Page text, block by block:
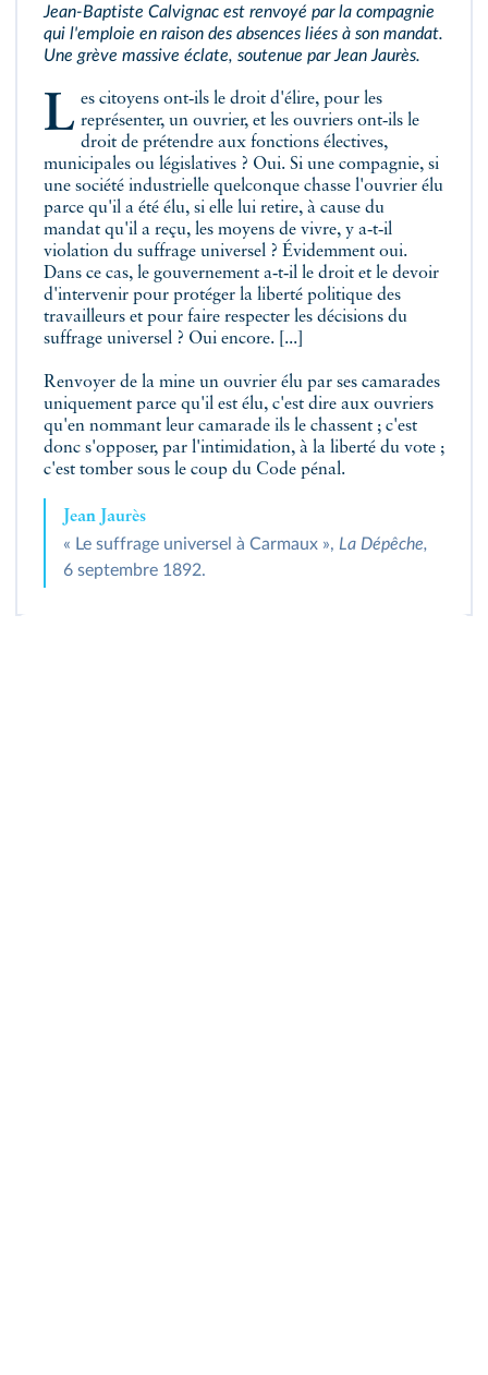
Jean‑Baptiste Calvignac est renvoyé par la compagnie
qui l'emploie en raison des absences liées à son mandat.
Une grève massive éclate, soutenue par Jean Jaurès.
Les citoyens ont‑ils le droit d'élire, pour les représenter, un ouvrier, et les ouvriers ont‑ils le
droit de prétendre aux fonctions électives,
municipales ou législatives ? Oui. Si une compagnie, si
une société industrielle quelconque chasse l'ouvrier élu
parce qu'il a été élu, si elle lui retire, à cause du
mandat qu'il a reçu, les moyens de vivre, y a‑t‑il
violation du suffrage universel ? Évidemment oui.
Dans ce cas, le gouvernement a‑t‑il le droit et le devoir
d'intervenir pour protéger la liberté politique des
travailleurs et pour faire respecter les décisions du
suffrage universel ? Oui encore. [...]
Renvoyer de la mine un ouvrier élu par ses camarades
uniquement parce qu'il est élu, c'est dire aux ouvriers
qu'en nommant leur camarade ils le chassent ; c'est
donc s'opposer, par l'intimidation, à la liberté du vote ;
c'est tomber sous le coup du Code pénal.
Jean Jaurès
« Le suffrage universel à Carmaux », La Dépêche,
6 septembre 1892.